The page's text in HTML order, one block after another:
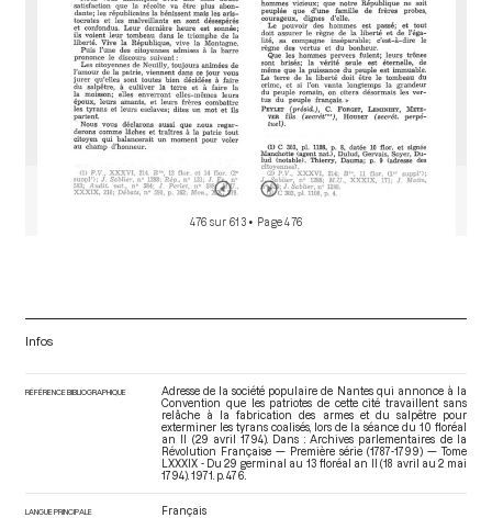
476 sur 613 • Page 476
Infos
RÉFÉRENCE BIBLIOGRAPHIQUE
Adresse de la société populaire de Nantes qui annonce à la
Convention que les patriotes de cette cité travaillent sans
relâche à la fabrication des armes et du salpêtre pour
exterminer les tyrans coalisés, lors de la séance du 10 floréal
an II (29 avril 1794). Dans : Archives parlementaires de la
Révolution Française — Première série (1787-1799) — Tome
LXXXIX - Du 29 germinal au 13 floréal an II (18 avril au 2 mai
1794) . 1971. p. 476.
LANGUE PRINCIPALE Français